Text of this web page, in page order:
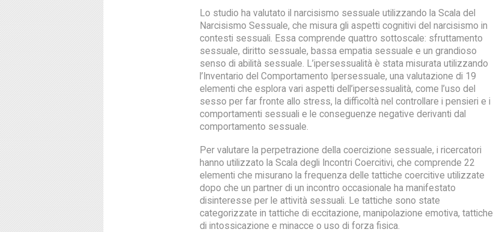
Lo studio ha valutato il narcisismo sessuale utilizzando la Scala del
Narcisismo Sessuale, che misura gli aspetti cognitivi del narcisismo in
contesti sessuali. Essa comprende quattro sottoscale: sfruttamento
sessuale, diritto sessuale, bassa empatia sessuale e un grandioso
senso di abilità sessuale. L’ipersessualità è stata misurata utilizzando
l’Inventario del Comportamento Ipersessuale, una valutazione di 19
elementi che esplora vari aspetti dell’ipersessualità, come l’uso del
sesso per far fronte allo stress, la difficoltà nel controllare i pensieri e i
comportamenti sessuali e le conseguenze negative derivanti dal
comportamento sessuale.
Per valutare la perpetrazione della coercizione sessuale, i ricercatori
hanno utilizzato la Scala degli Incontri Coercitivi, che comprende 22
elementi che misurano la frequenza delle tattiche coercitive utilizzate
dopo che un partner di un incontro occasionale ha manifestato
disinteresse per le attività sessuali. Le tattiche sono state
categorizzate in tattiche di eccitazione, manipolazione emotiva, tattiche
di intossicazione e minacce o uso di forza fisica.